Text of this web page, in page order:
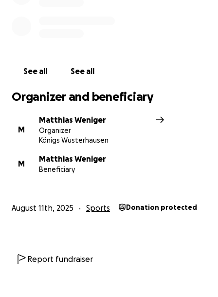
See all See all
Organizer and beneficiary
M
Matthias Weniger
Organizer
Königs Wusterhausen
M
Matthias Weniger
Beneficiary
August 11th, 2025 Sports Donation protected
Report fundraiser